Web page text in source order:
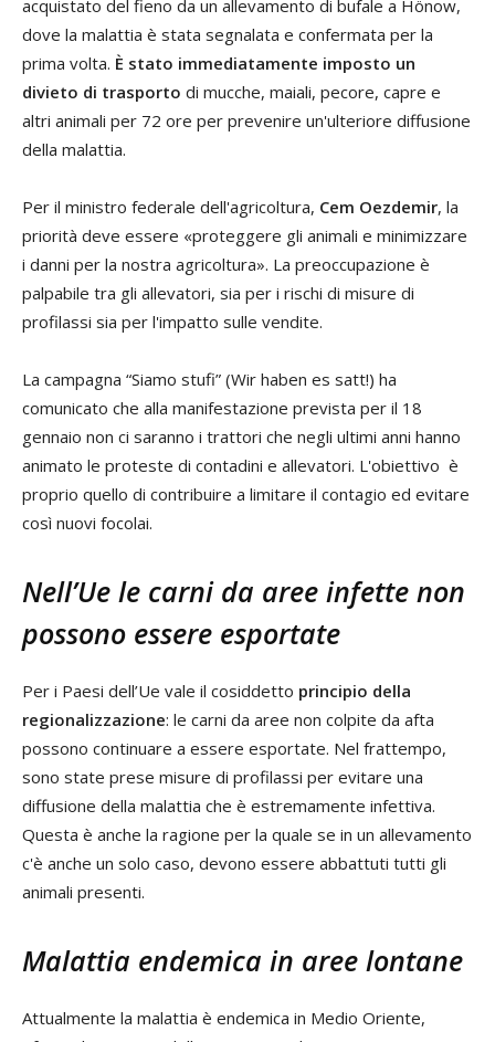
acquistato del fieno da un allevamento di bufale a Hönow,
dove la malattia è stata segnalata e confermata per la
prima volta. È stato immediatamente imposto un
divieto di trasporto di mucche, maiali, pecore, capre e
altri animali per 72 ore per prevenire un'ulteriore diffusione
della malattia.
Per il ministro federale dell'agricoltura, Cem Oezdemir, la
priorità deve essere «proteggere gli animali e minimizzare
i danni per la nostra agricoltura». La preoccupazione è
palpabile tra gli allevatori, sia per i rischi di misure di
profilassi sia per l'impatto sulle vendite.
La campagna “Siamo stufi” (Wir haben es satt!) ha
comunicato che alla manifestazione prevista per il 18
gennaio non ci saranno i trattori che negli ultimi anni hanno
animato le proteste di contadini e allevatori. L'obiettivo è
proprio quello di contribuire a limitare il contagio ed evitare
così nuovi focolai.
Nell’Ue le carni da aree infette non
possono essere esportate
Per i Paesi dell’Ue vale il cosiddetto principio della
regionalizzazione: le carni da aree non colpite da afta
possono continuare a essere esportate. Nel frattempo,
sono state prese misure di profilassi per evitare una
diffusione della malattia che è estremamente infettiva.
Questa è anche la ragione per la quale se in un allevamento
c'è anche un solo caso, devono essere abbattuti tutti gli
animali presenti.
Malattia endemica in aree lontane
Attualmente la malattia è endemica in Medio Oriente,